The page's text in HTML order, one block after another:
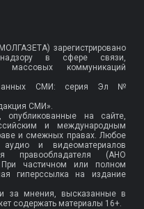
зарегистрировано
в сфере связи,
массовых коммуникаций
СМИ: серия Эл №
СМИ».
на сайте,
и международным
и смежных правах. Любое
аудио и видеоматериалов
правообладателя (АНО
частичном или полном
гиперссылка на издание
за мнения, высказанные в
содержать материалы 16+.